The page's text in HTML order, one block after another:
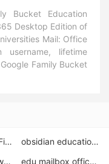
Bucket Education
Desktop Edition of
Mail: Office
username, lifetime
Family Bucket
Human Splicing Finder Registration Tutorial
obsidian education discount
glossika official website
edu mailbox office365 unmanaged with desktop